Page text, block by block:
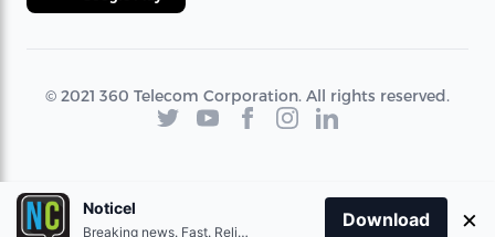
© 2021 360 Telecom Corporation. All rights reserved.
Noticel
Breaking news. Fast. Reliable.
Download ×